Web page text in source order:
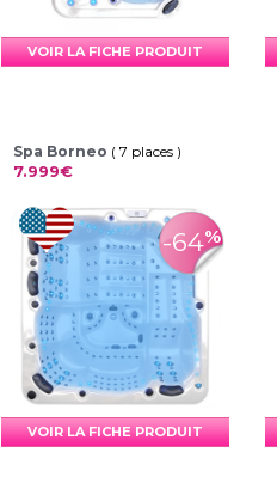
VOIR LA FICHE PRODUIT
Spa Borneo ( 7 places )
7.999€
-64%
VOIR LA FICHE PRODUIT